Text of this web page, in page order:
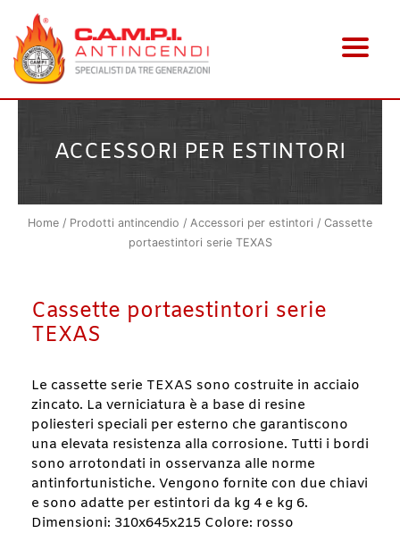
contenuto
ACCESSORI PER ESTINTORI
Home / Prodotti antincendio / Accessori per estintori / Cassette
portaestintori serie TEXAS
Cassette portaestintori serie
TEXAS
Le cassette serie TEXAS sono costruite in acciaio
zincato. La verniciatura è a base di resine
poliesteri speciali per esterno che garantiscono
una elevata resistenza alla corrosione. Tutti i bordi
sono arrotondati in osservanza alle norme
antinfortunistiche. Vengono fornite con due chiavi
e sono adatte per estintori da kg 4 e kg 6.
Dimensioni: 310x645x215 Colore: rosso